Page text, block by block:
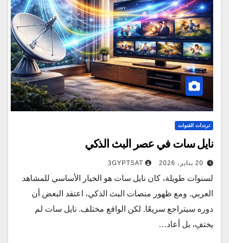
ترددات القنوات
نايل سات في عصر البث الذكي
20 يناير، 2026 3GYPTSAT
لسنوات طويلة، كان نايل سات هو الخيار الأساسي للمشاهد
العربي. ومع ظهور منصات البث الذكي، اعتقد البعض أن
دوره سيتراجع سريعًا. لكن الواقع مختلف. نايل سات لم
يختفِ، بل أعاد…